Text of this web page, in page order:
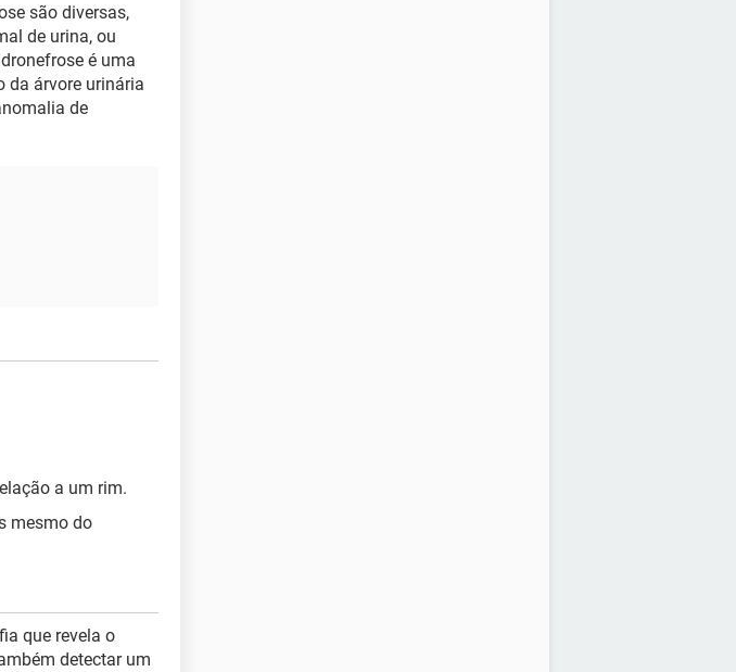
são diversas,
de urina, ou
é uma
da árvore urinária
de
a um rim.
mesmo do
que revela o
detectar um